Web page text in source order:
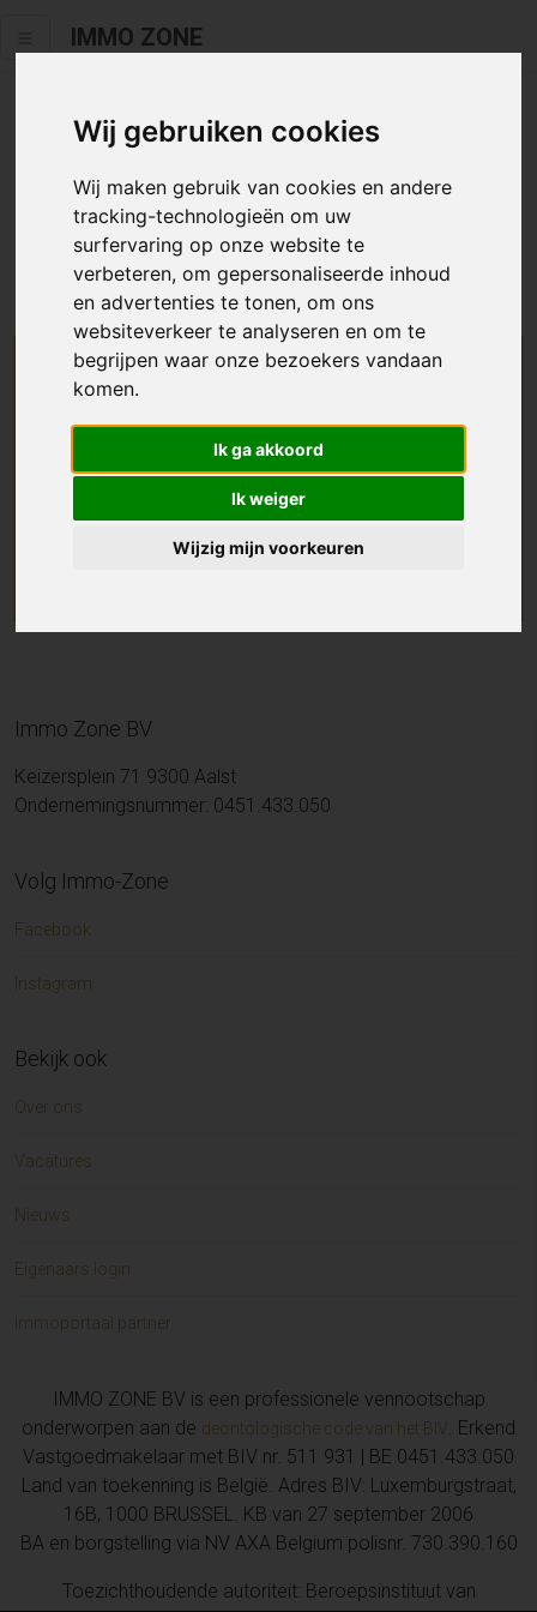
Wij gebruiken cookies
Wij maken gebruik van cookies en andere
tracking-technologieën om uw
surfervaring op onze website te
verbeteren, om gepersonaliseerde inhoud
en advertenties te tonen, om ons
websiteverkeer te analyseren en om te
begrijpen waar onze bezoekers vandaan
komen.
Ik ga akkoord
Ik weiger
Wijzig mijn voorkeuren
IMMO ZONE
Helaas staat dit zoekertje niet
meer online.
Neem zeker een kijkje in ons aanbod te koop
We helpen u graag zoeken
Maak hier een zoekprofiel aan en we houden u op
de hoogte van passend aanbod.
Immo Zone BV
Keizersplein 71 9300 Aalst
Ondernemingsnummer: 0451.433.050
Volg Immo-Zone
Facebook
Instagram
Bekijk ook
Over ons
Vacatures
Nieuws
Eigenaars login
Immoportaal partner
IMMO ZONE BV is een professionele vennootschap
onderworpen aan de deontologische code van het BIV. Erkend
Vastgoedmakelaar met BIV nr. 511 931 | BE 0451.433.050
Land van toekenning is België. Adres BIV: Luxemburgstraat,
16B, 1000 BRUSSEL. KB van 27 september 2006
BA en borgstelling via NV AXA Belgium polisnr. 730.390.160
Toezichthoudende autoriteit: Beroepsinstituut van